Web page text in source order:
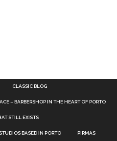
CLASSIC BLOG
– BARBERSHOP IN THE HEART OF PORTO
STILL EXISTS
BASED IN PORTO PIRMAS